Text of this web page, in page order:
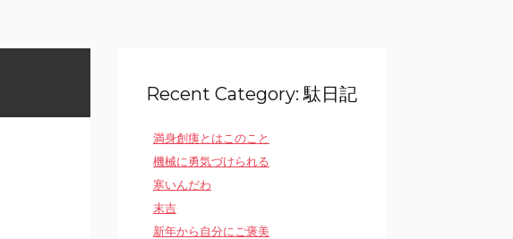
Recent Category: 駄日記
満身創痍とはこのこと
機械に勇気づけられる
寒いんだわ
末吉
新年から自分にご褒美